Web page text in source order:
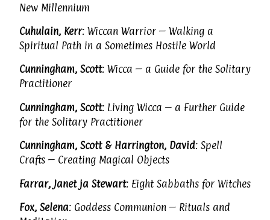
New Millennium
Cuhulain, Kerr: Wiccan Warrior – Walking a
Spiritual Path in a Sometimes Hostile World
Cunningham, Scott: Wicca – a Guide for the Solitary
Practitioner
Cunningham, Scott: Living Wicca – a Further Guide
for the Solitary Practitioner
Cunningham, Scott & Harrington, David: Spell
Crafts – Creating Magical Objects
Farrar, Janet ja Stewart: Eight Sabbaths for Witches
Fox, Selena: Goddess Communion – Rituals and